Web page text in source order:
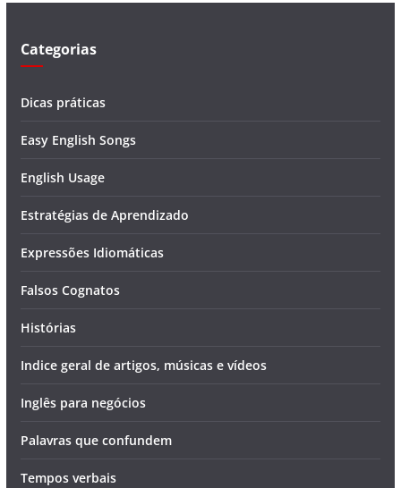
Categorias
Dicas práticas
Easy English Songs
English Usage
Estratégias de Aprendizado
Expressões Idiomáticas
Falsos Cognatos
Histórias
Indice geral de artigos, músicas e vídeos
Inglês para negócios
Palavras que confundem
Tempos verbais